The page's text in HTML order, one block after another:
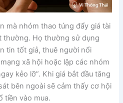
mà nhóm thao túng đẩy giá tài
thường. Họ thường sử dụng
tin tốt giả, thuê người nổi
xã hội hoặc lập các nhóm
kẻo lỡ”. Khi giá bắt đầu tăng
bên ngoài sẽ cảm thấy cơ hội
tiền vào mua.